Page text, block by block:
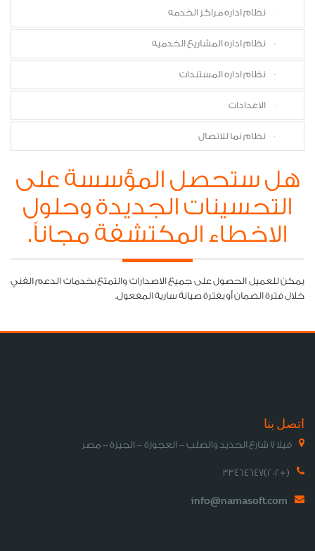
نظام اداره مراكز الخدمه
نظام اداره المشاريع الخدميه
نظام اداره المستندات
الاعدادات
نظام نما للاتصال
هل ستحصل المؤسسة على
التحسينات الجديدة وحلول
الاخطاء المكتشفة مجاناً.
يمكن للعميل الحصول على جميع الاصدارات والتمتع بخدمات الدعم الفني
خلال فترة الضمان أو بفترة صيانة سارية المفعول.
اتصل بنا
فيلا 7 شارع الحديد والصلب - العجوزة - الجيزة - مصر
(+202)33464647
info@namasoft.com